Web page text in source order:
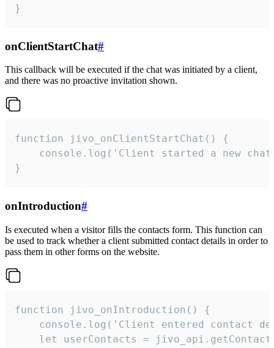
}
onClientStartChat#
This callback will be executed if the chat was initiated by a client,
and there was no proactive invitation shown.
function jivo_onClientStartChat() {
console.log('Client started a new
}
onIntroduction#
Is executed when a visitor fills the contacts form. This function can
be used to track whether a client submitted contact details in order to
pass them in other forms on the website.
function jivo_onIntroduction() {
console.log('Client entered contact
let userContacts =